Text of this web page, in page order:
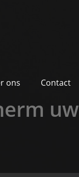
ons Contact
uw